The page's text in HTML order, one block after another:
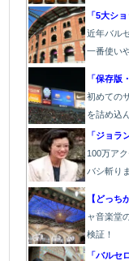
「5大シ
近年バル
一番使い
「保存版
初めての
を詰め込
「ジョラ
100万ア
バシ斬り
【どっち
ャ音楽堂
検証！
「バルセ